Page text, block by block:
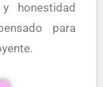
honestidad
para